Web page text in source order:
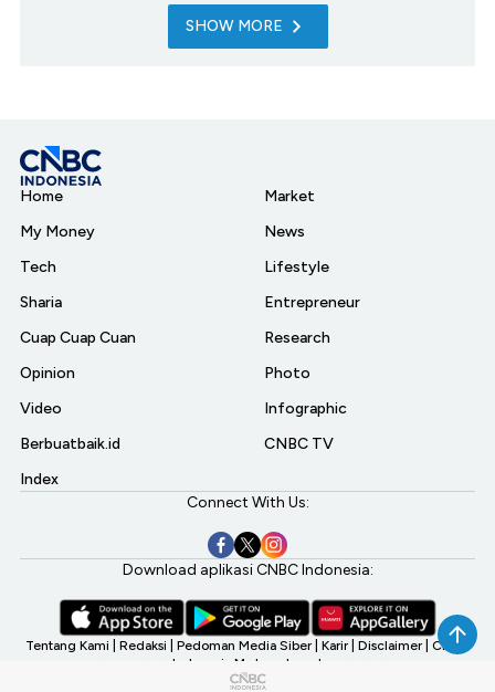
SHOW MORE
Home
My Money
Tech
Sharia
Cuap Cuap Cuan
Opinion
Video
Berbuatbaik.id
Index
Market
News
Lifestyle
Entrepreneur
Research
Photo
Infographic
CNBC TV
Connect With Us:
Download aplikasi CNBC Indonesia:
Tentang Kami Redaksi Pedoman Media Siber Karir Disclaimer CNBC
Indonesia My Investment
©2026 CNBC Indonesia, A Transmedia Company